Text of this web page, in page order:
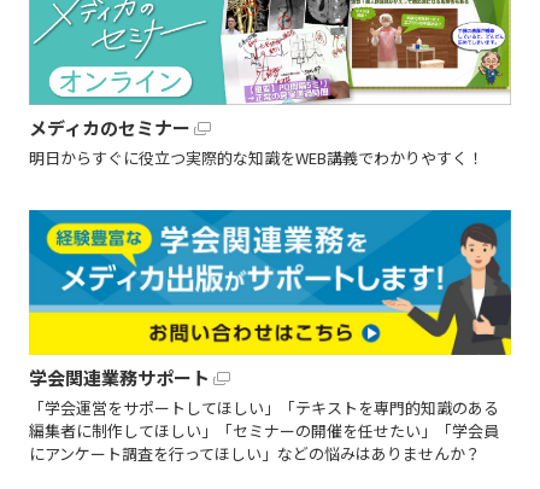
メディカのセミナー
明日からすぐに役立つ実際的な知識をWEB講義でわかりやすく！
学会関連業務サポート
「学会運営をサポートしてほしい」「テキストを専門的知識のある
編集者に制作してほしい」「セミナーの開催を任せたい」「学会員
にアンケート調査を行ってほしい」などの悩みはありませんか？